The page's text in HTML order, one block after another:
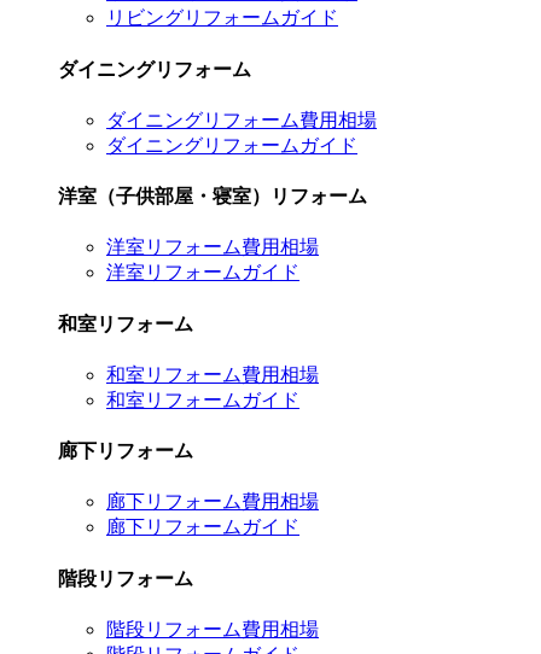
リビングリフォームガイド
ダイニングリフォーム
ダイニングリフォーム費用相場
ダイニングリフォームガイド
洋室（子供部屋・寝室）リフォーム
洋室リフォーム費用相場
洋室リフォームガイド
和室リフォーム
和室リフォーム費用相場
和室リフォームガイド
廊下リフォーム
廊下リフォーム費用相場
廊下リフォームガイド
階段リフォーム
階段リフォーム費用相場